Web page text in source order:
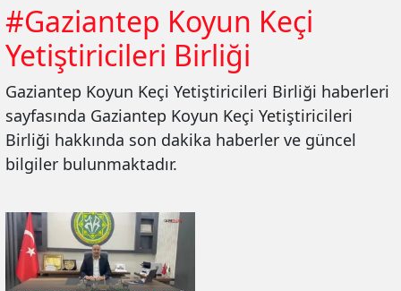
#Gaziantep Koyun Keçi
Yetiştiricileri Birliği
Gaziantep Koyun Keçi Yetiştiricileri Birliği haberleri
sayfasında Gaziantep Koyun Keçi Yetiştiricileri
Birliği hakkında son dakika haberler ve güncel
bilgiler bulunmaktadır.